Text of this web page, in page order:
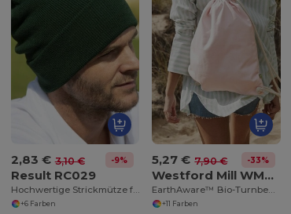
2,83 € 3,10 € -9%
Result RC029
Hochwertige Strickmütze für Skifahrer
+6 Farben
5,27 € 7,90 € -33%
Westford Mill WM810
EarthAware™ Bio-Turnbeutel
+11 Farben